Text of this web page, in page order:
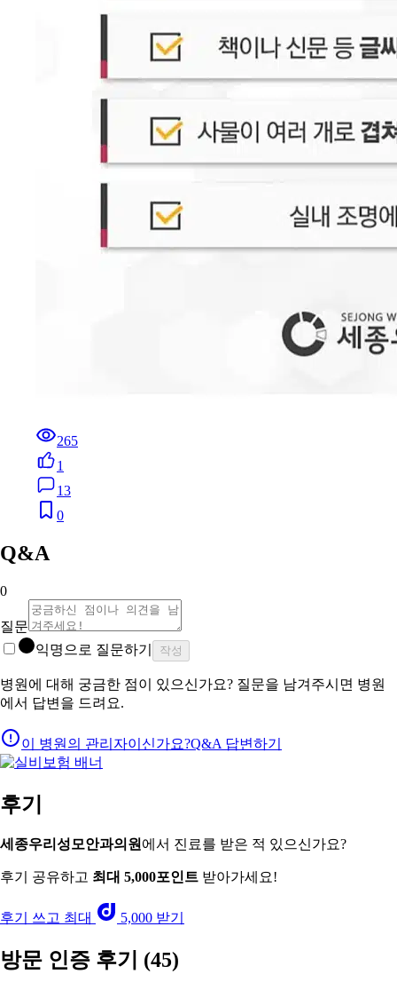
265
1
13
0
Q&A
0
질문
익명으로 질문하기
작성
병원에 대해 궁금한 점이 있으신가요? 질문을 남겨주시면 병원
에서 답변을 드려요.
이 병원의 관리자이신가요?Q&A 답변하기
후기
세종우리성모안과의원에서 진료를 받은 적 있으신가요?
후기 공유하고 최대 5,000포인트 받아가세요!
후기 쓰고 최대 5,000 받기
방문 인증 후기 (45)